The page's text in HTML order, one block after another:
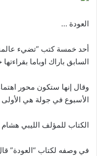
العودة …
أحد خمسة كتب “تضيء
السابق باراك اوباما
وقال إنها ستكون محور
الأسبوع في جولة هي الأولى
الكتاب للمؤلف الليبي
في وصفه لكتاب “العودة”